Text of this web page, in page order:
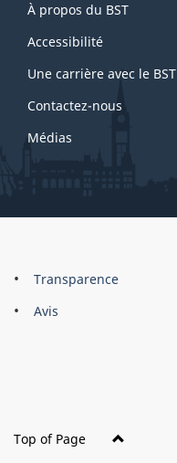
this
site
À propos du BST
Accessibilité
Une carrière avec le BST
Contactez-nous
Médias
About
this
Brand
Transparence
Avis
Top of Page